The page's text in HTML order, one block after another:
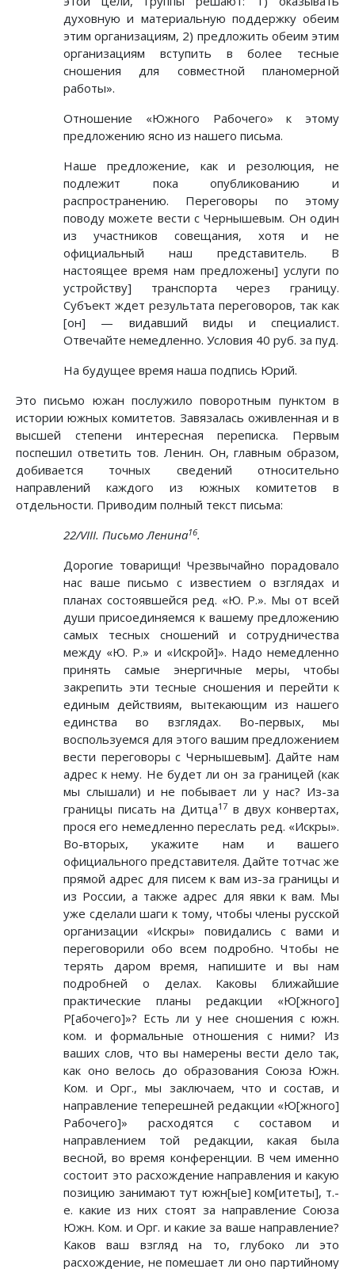
духовную и материальную поддержку обеим
этим организациям, 2) предложить обеим этим
организациям вступить в более тесные
сношения для совместной планомерной
работы».
Отношение «Южного Рабочего» к этому
предложению ясно из нашего письма.
Наше предложение, как и резолюция, не
подлежит пока опубликованию и
распространению. Переговоры по этому
поводу можете вести с Чернышевым. Он один
из участников совещания, хотя и не
официальный наш представитель. В
настоящее время нам предложены] услуги по
устройству] транспорта через границу.
Субъект ждет результата переговоров, так как
[он] — видавший виды и специалист.
Отвечайте немедленно. Условия 40 руб. за пуд.
На будущее время наша подпись Юрий.
Это письмо южан послужило поворотным пунктом в
истории южных комитетов. Завязалась оживленная и в
высшей степени интересная переписка. Первым
поспешил ответить тов. Ленин. Он, главным образом,
добивается точных сведений относительно
направлений каждого из южных комитетов в
отдельности. Приводим полный текст письма:
22/VIII. Письмо Ленина16.
Дорогие товарищи! Чрезвычайно порадовало
нас ваше письмо с известием о взглядах и
планах состоявшейся ред. «Ю. Р.». Мы от всей
души присоединяемся к вашему предложению
самых тесных сношений и сотрудничества
между «Ю. Р.» и «Искрой]». Надо немедленно
принять самые энергичные меры, чтобы
закрепить эти тесные сношения и перейти к
единым действиям, вытекающим из нашего
единства во взглядах. Во-первых, мы
воспользуемся для этого вашим предложением
вести переговоры с Чернышевым]. Дайте нам
адрес к нему. Не будет ли он за границей (как
мы слышали) и не побывает ли у нас? Из-за
границы писать на Дитца17 в двух конвертах,
прося его немедленно переслать ред. «Искры».
Во-вторых, укажите нам и вашего
официального представителя. Дайте тотчас же
прямой адрес для писем к вам из-за границы и
из России, а также адрес для явки к вам. Мы
уже сделали шаги к тому, чтобы члены русской
организации «Искры» повидались с вами и
переговорили обо всем подробно. Чтобы не
терять даром время, напишите и вы нам
подробней о делах. Каковы ближайшие
практические планы редакции «Ю[жного]
Р[абочего]»? Есть ли у нее сношения с южн.
ком. и формальные отношения с ними? Из
ваших слов, что вы намерены вести дело так,
как оно велось до образования Союза Южн.
Ком. и Орг., мы заключаем, что и состав, и
направление теперешней редакции «Ю[жного]
Рабочего]» расходятся с составом и
направлением той редакции, какая была
весной, во время конференции. В чем именно
состоит это расхождение направления и какую
позицию занимают тут южн[ые] ком[итеты], т.-
е. какие из них стоят за направление Союза
Южн. Ком. и Орг. и какие за ваше направление?
Каков ваш взгляд на то, глубоко ли это
расхождение, не помешает ли оно партийному